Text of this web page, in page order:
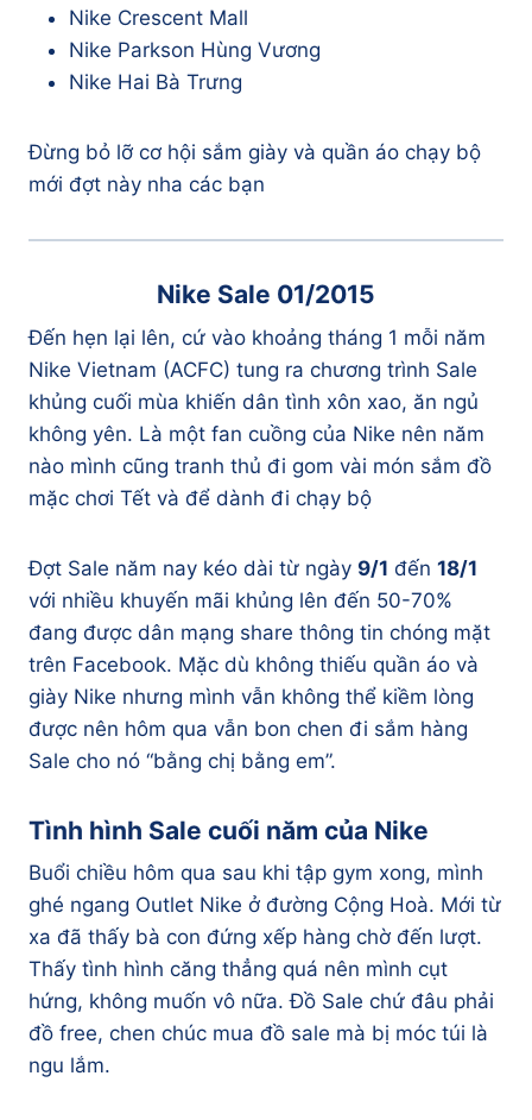
Nike Crescent Mall
Nike Parkson Hùng Vương
Nike Hai Bà Trưng
Đừng bỏ lỡ cơ hội sắm giày và quần áo chạy bộ
mới đợt này nha các bạn
Nike Sale 01/2015
Đến hẹn lại lên, cứ vào khoảng tháng 1 mỗi năm
Nike Vietnam (ACFC) tung ra chương trình Sale
khủng cuối mùa khiến dân tình xôn xao, ăn ngủ
không yên. Là một fan cuồng của Nike nên năm
nào mình cũng tranh thủ đi gom vài món sắm đồ
mặc chơi Tết và để dành đi chạy bộ
Đợt Sale năm nay kéo dài từ ngày 9/1 đến 18/1
với nhiều khuyến mãi khủng lên đến 50-70%
đang được dân mạng share thông tin chóng mặt
trên Facebook. Mặc dù không thiếu quần áo và
giày Nike nhưng mình vẫn không thể kiềm lòng
được nên hôm qua vẫn bon chen đi sắm hàng
Sale cho nó “bằng chị bằng em”.
Tình hình Sale cuối năm của Nike
Buổi chiều hôm qua sau khi tập gym xong, mình
ghé ngang Outlet Nike ở đường Cộng Hoà. Mới từ
xa đã thấy bà con đứng xếp hàng chờ đến lượt.
Thấy tình hình căng thẳng quá nên mình cụt
hứng, không muốn vô nữa. Đồ Sale chứ đâu phải
đồ free, chen chúc mua đồ sale mà bị móc túi là
ngu lắm.